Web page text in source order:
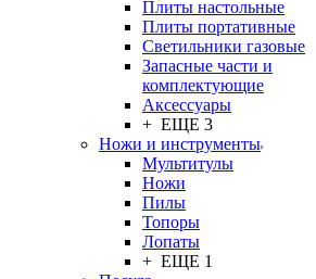
Плиты настольные
Плиты портативные
Светильники газовые
Запасные части и
комплектующие
Аксессуары
+ ЕЩЕ 3
Ножи и инструменты
Мультитулы
Ножи
Пилы
Топоры
Лопаты
+ ЕЩЕ 1